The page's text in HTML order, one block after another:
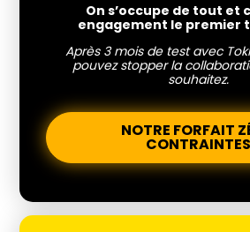
On s’occupe de tout et
engagement le premier
Après 3 mois de test avec
pouvez stopper la
souhaitez.
NOTRE FORFAIT
CONTRAINTES